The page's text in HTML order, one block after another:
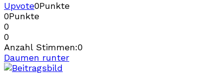
Upvote0Punkte
0Punkte
0
0
Anzahl Stimmen:0
Daumen runter